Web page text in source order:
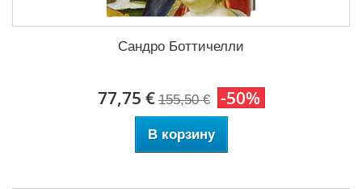
Сандро Боттичелли
77,75 € 155,50 € -50%
В корзину